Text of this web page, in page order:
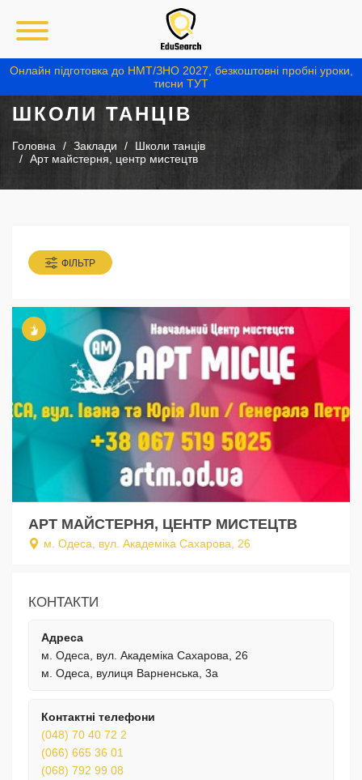
Онлайн підготовка до НМТ/ЗНО 2027, безкоштовні пробні уроки,
тисни ТУТ
ШКОЛИ ТАНЦІВ
Головна Заклади
Школи танців
Арт майстерня, центр мистецтв
ФІЛЬТР
АРТ МАЙСТЕРНЯ, ЦЕНТР МИСТЕЦТВ
м. Одеса, вул. Академіка Сахарова, 26
КОНТАКТИ
Адреса
м. Одеса, вул. Академіка Сахарова, 26
м. Одеса, вулиця Варненська, 3а
Контактні телефони
(048) 70 40 72 2
(066) 665 36 01
(068) 792 99 08